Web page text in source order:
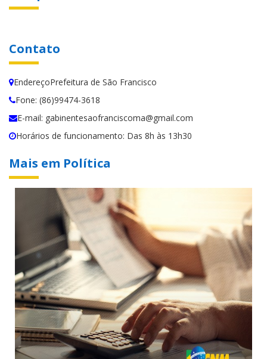
Contato
EndereçoPrefeitura de São Francisco
Fone: (86)99474-3618
E-mail: gabinentesaofranciscoma@gmail.com
Horários de funcionamento: Das 8h às 13h30
Mais em Política